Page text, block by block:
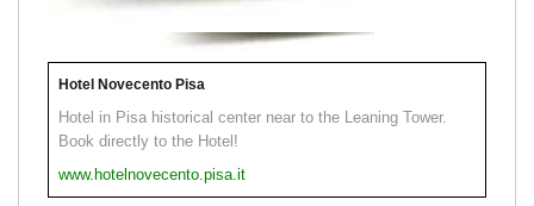
Hotel Novecento Pisa
Hotel in Pisa historical center near to the Leaning Tower.
Book directly to the Hotel!
www.hotelnovecento.pisa.it